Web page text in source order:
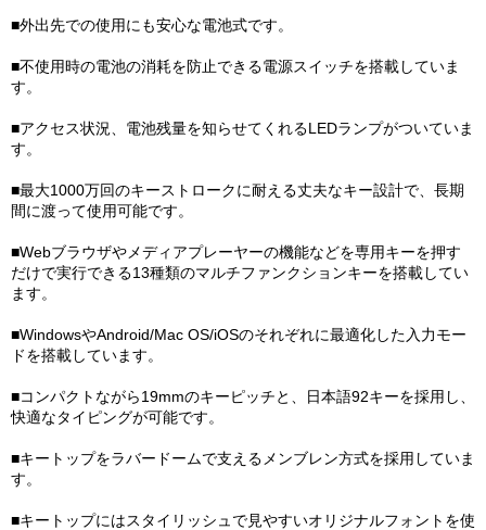
■外出先での使用にも安心な電池式です。
■不使用時の電池の消耗を防止できる電源スイッチを搭載していま
す。
■アクセス状況、電池残量を知らせてくれるLEDランプがついていま
す。
■最大1000万回のキーストロークに耐える丈夫なキー設計で、長期
間に渡って使用可能です。
■Webブラウザやメディアプレーヤーの機能などを専用キーを押す
だけで実行できる13種類のマルチファンクションキーを搭載してい
ます。
■WindowsやAndroid/Mac OS/iOSのそれぞれに最適化した入力モー
ドを搭載しています。
■コンパクトながら19mmのキーピッチと、日本語92キーを採用し、
快適なタイピングが可能です。
■キートップをラバードームで支えるメンブレン方式を採用していま
す。
■キートップにはスタイリッシュで見やすいオリジナルフォントを使